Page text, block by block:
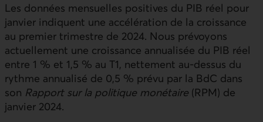
Les données mensuelles positives du PIB réel pour
janvier indiquent une accélération de la croissance
au premier trimestre de 2024. Nous prévoyons
actuellement une croissance annualisée du PIB réel
entre 1 % et 1,5 % au T1, nettement au-dessus du
rythme annualisé de 0,5 % prévu par la BdC dans
son Rapport sur la politique monétaire (RPM) de
janvier 2024.